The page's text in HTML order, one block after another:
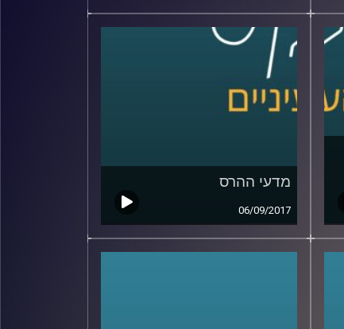
מדעי ההרס
06/09/2017